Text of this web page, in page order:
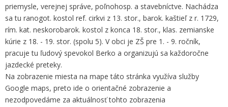
priemysle, verejnej správe, poľnohosp. a stavebníctve. Nachádza
sa tu ranogot. kostol ref. cirkvi z 13. stor., barok. kaštieľ z r. 1729,
rím. kat. neskorobarok. kostol z konca 18. stor., klas. zemianske
kúrie z 18. - 19. stor. (spolu 5). V obci je ZŠ pre 1. - 9. ročník,
pracuje tu ľudový spevokol Berko a organizujú sa každoročne
jazdecké preteky.
Na zobrazenie miesta na mape táto stránka využíva služby
Google maps, preto ide o orientačné zobrazenie a
nezodpovedáme za aktuálnosť tohto zobrazenia